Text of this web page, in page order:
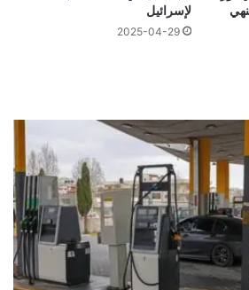
لإسرائيل
2025-04-29